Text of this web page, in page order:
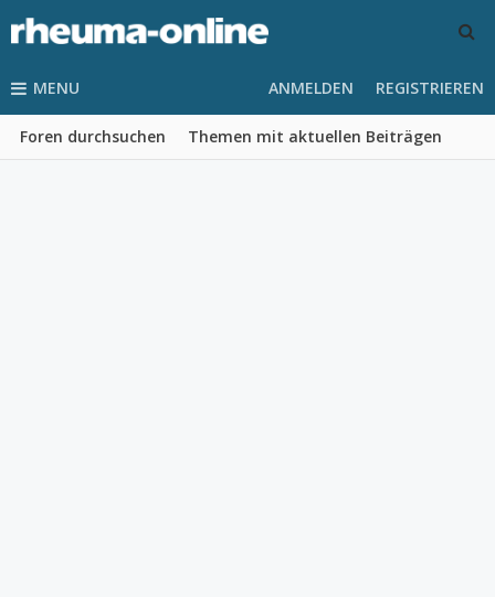
MENU
Foren durchsuchen Themen mit aktuellen Beiträgen
ANMELDEN REGISTRIEREN